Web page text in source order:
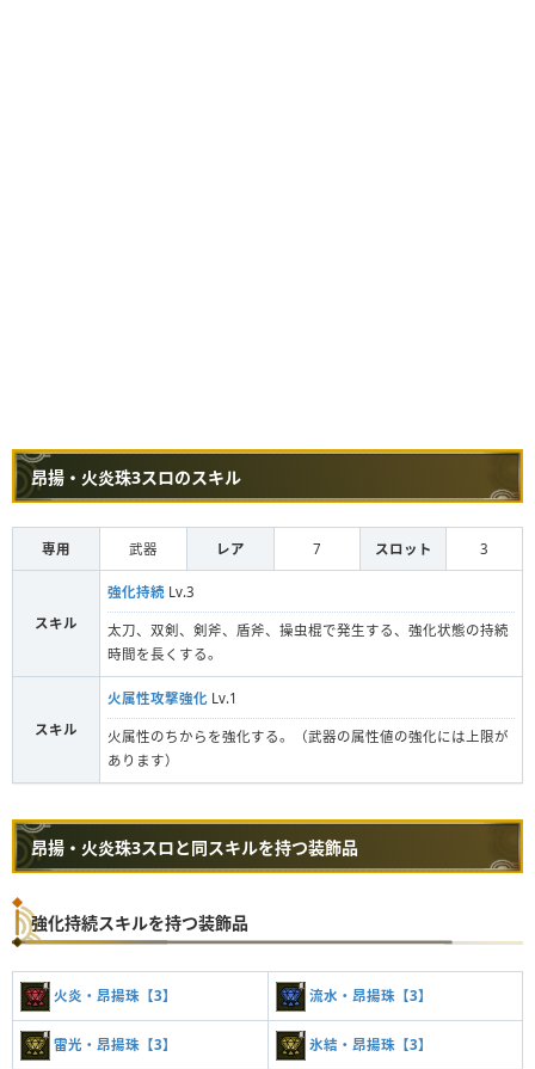
昂揚・火炎珠3スロのスキル
専用 武器 レア 7 スロット 3
スキル
強化持続 Lv.3
太刀、双剣、剣斧、盾斧、操虫棍で発生する、強化状態の持続
時間を長くする。
スキル
火属性攻撃強化 Lv.1
火属性のちからを強化する。（武器の属性値の強化には上限が
あります）
昂揚・火炎珠3スロと同スキルを持つ装飾品
強化持続スキルを持つ装飾品
火炎・昂揚珠【3】 流水・昂揚珠【3】
雷光・昂揚珠【3】 氷結・昂揚珠【3】